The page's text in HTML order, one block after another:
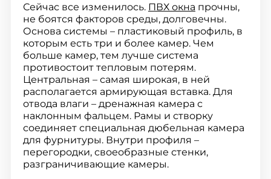
Сейчас все изменилось. ПВХ окна прочны,
не боятся факторов среды, долговечны.
Основа системы – пластиковый профиль, в
которым есть три и более камер. Чем
больше камер, тем лучше система
противостоит тепловым потерям.
Центральная – самая широкая, в ней
располагается армирующая вставка. Для
отвода влаги – дренажная камера с
наклонным фальцем. Рамы и створку
соединяет специальная дюбельная камера
для фурнитуры. Внутри профиля –
перегородки, своеобразные стенки,
разграничивающие камеры.